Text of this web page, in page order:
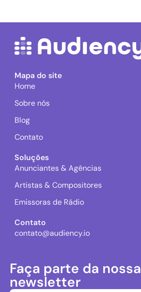
Mapa do site
Home
Sobre nós
Blog
Contato
Soluções
Anunciantes & Agências
Artistas & Compositores
Emissoras de Rádio
Contato
contato@audiency.io
Faça parte da nossa
newsletter